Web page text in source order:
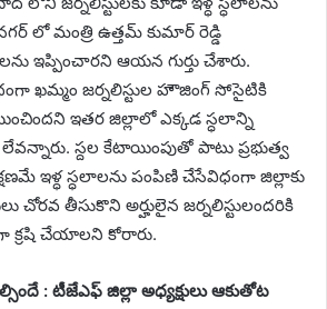
లో మంత్రి ఉత్తమ్ కుమార్ రెడ్డి
ఇప్పించారని ఆయన గుర్తు చేశారు.
ఖమ్మం జర్నలిస్టుల హౌజింగ్ సోసైటికి
ఇతర జిల్లాలో ఎక్కడ స్ధలాన్ని
స్దల కేటాయింపుతో పాటు ప్రభుత్వ
ఇళ్ధ స్ధలాలను పంపిణి చేసేవిధంగా జిల్లాకు
చోరవ తీసుకొని అర్హులైన జర్నలిస్టులందరికి
క్రషి చేయాలని కోరారు.
: టీజేఎఫ్ జిల్లా అధ్యక్షులు ఆకుతోట